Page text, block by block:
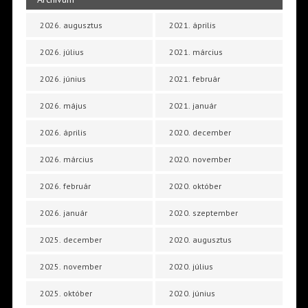
2026. augusztus
2026. július
2026. június
2026. május
2026. április
2026. március
2026. február
2026. január
2025. december
2025. november
2025. október
2021. április
2021. március
2021. február
2021. január
2020. december
2020. november
2020. október
2020. szeptember
2020. augusztus
2020. július
2020. június